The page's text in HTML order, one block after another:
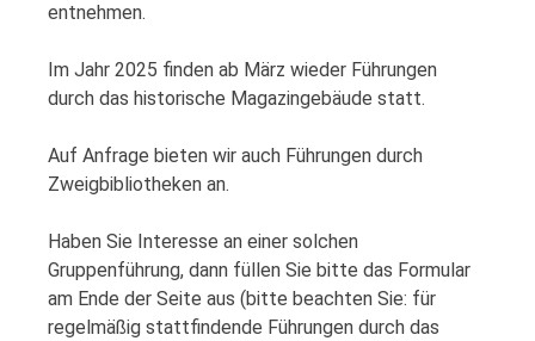
entnehmen.
Im Jahr 2025 finden ab März wieder Führungen
durch das historische Magazingebäude statt.
Auf Anfrage bieten wir auch Führungen durch
Zweigbibliotheken an.
Haben Sie Interesse an einer solchen
Gruppenführung, dann füllen Sie bitte das Formular
am Ende der Seite aus (bitte beachten Sie: für
regelmäßig stattfindende Führungen durch das